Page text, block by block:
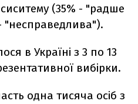
(35% - "радше
"несправедлива").
в Україні з 3 по 13
вибірки.
одна тисяча осіб з